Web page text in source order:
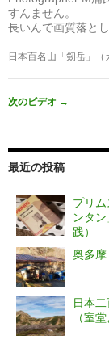
すんません。
長いんで画質落とし
日本百名山「剱岳」（
次のビデオ →
最近の投稿
プリ
ンタ
践）
奥多摩
日本二
（室